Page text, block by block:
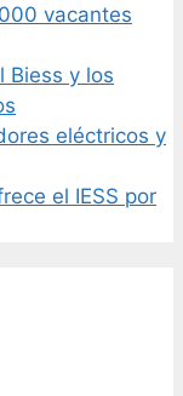
vacantes
Biess y los
eléctricos y
el IESS por